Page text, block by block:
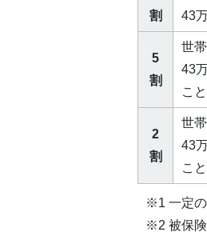
割
43
5
割
世
43
こと
2
割
世
43
こと
※1 一定
※2 被保険